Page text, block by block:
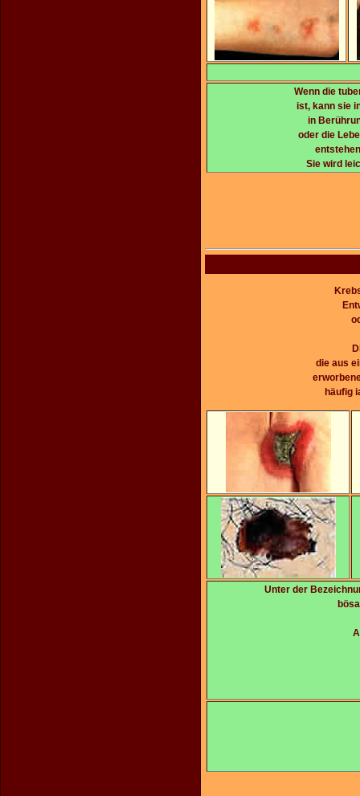
Wenn die
ist, kann sie
in
oder die
Sie wird
die aus
häufig
Unter der